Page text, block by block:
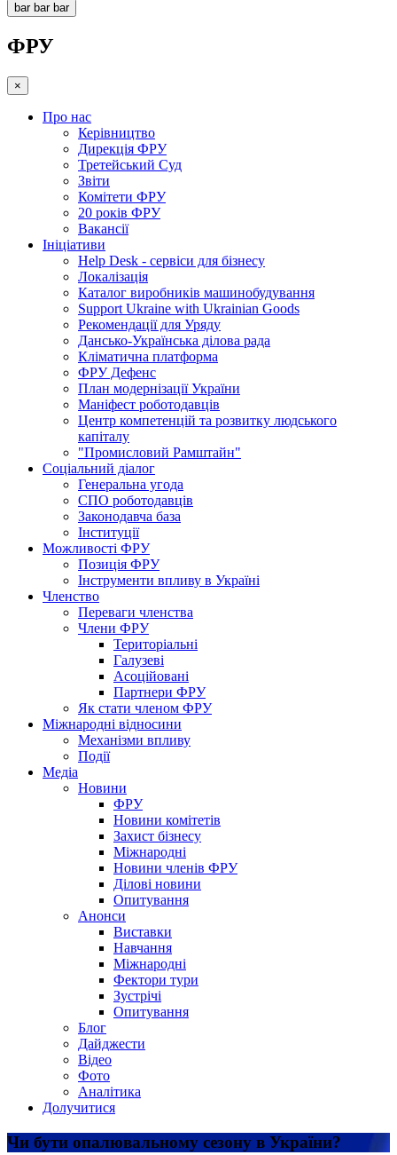
bar bar bar
ФРУ
×
Про нас
Керівництво
Дирекція ФРУ
Третейський Суд
Звіти
Комітети ФРУ
20 років ФРУ
Вакансії
Ініціативи
Help Desk - сервіси для бізнесу
Локалізація
Каталог виробників машинобудування
Support Ukraine with Ukrainian Goods
Рекомендації для Уряду
Дансько-Українська ділова рада
Кліматична платформа
ФРУ Дефенс
План модернізації України
Маніфест роботодавців
Центр компетенцій та розвитку людського
капіталу
"Промисловий Рамштайн"
Соціальний діалог
Генеральна угода
СПО роботодавців
Законодавча база
Інституції
Можливості ФРУ
Позиція ФРУ
Інструменти впливу в Україні
Членство
Переваги членства
Члени ФРУ
Територіальні
Галузеві
Асоційовані
Партнери ФРУ
Як стати членом ФРУ
Міжнародні відносини
Механізми впливу
Події
Медіа
Новини
ФРУ
Новини комітетів
Захист бізнесу
Міжнародні
Новини членів ФРУ
Ділові новини
Опитування
Анонси
Виставки
Навчання
Міжнародні
Фектори тури
Зустрічі
Опитування
Блог
Дайджести
Відео
Фото
Аналітика
Долучитися
Чи бути опалювальному сезону в України?